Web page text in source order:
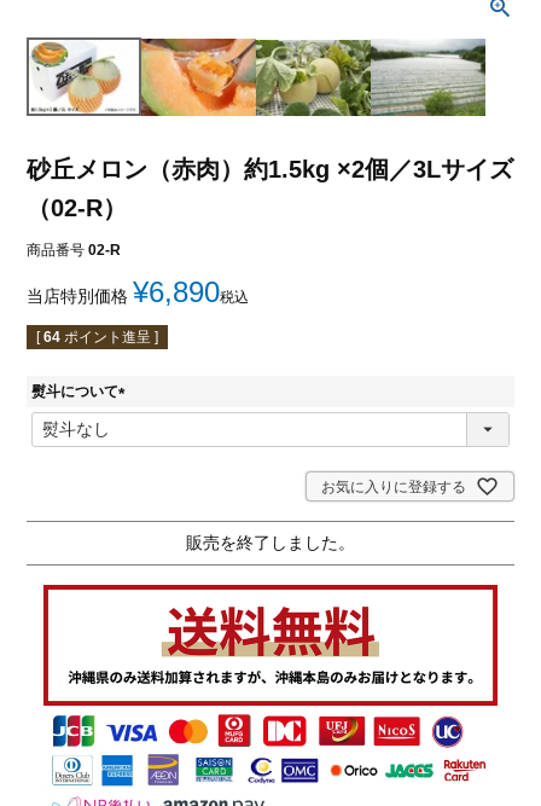
砂丘メロン（赤肉）約1.5kg ×2個／3Lサイズ
（02-R）
商品番号 02-R
当店特別価格 ¥6,890税込
[ 64 ポイント進呈 ]
熨斗について
(
お気に入りに登録する
販売を終了しました。